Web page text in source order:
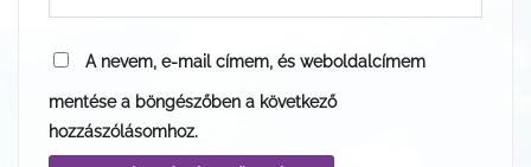
A nevem, e-mail címem, és weboldalcímem
mentése a böngészőben a következő
hozzászólásomhoz.